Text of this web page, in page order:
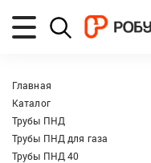
Главная
Каталог
Трубы ПНД
Трубы ПНД для газа
Трубы ПНД 40